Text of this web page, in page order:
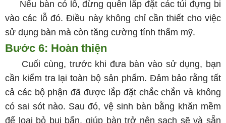
Nếu bàn có lỗ, đừng quên lắp đặt các túi đựng bi
vào các lỗ đó. Điều này không chỉ cần thiết cho việc
sử dụng bàn mà còn tăng cường tính thẩm mỹ.
Bước 6: Hoàn thiện
Cuối cùng, trước khi đưa bàn vào sử dụng, bạn
cần kiểm tra lại toàn bộ sản phẩm. Đảm bảo rằng tất
cả các bộ phận đã được lắp đặt chắc chắn và không
có sai sót nào. Sau đó, vệ sinh bàn bằng khăn mềm
để loại bỏ bụi bẩn, giúp bàn trở nên sạch sẽ và sẵn